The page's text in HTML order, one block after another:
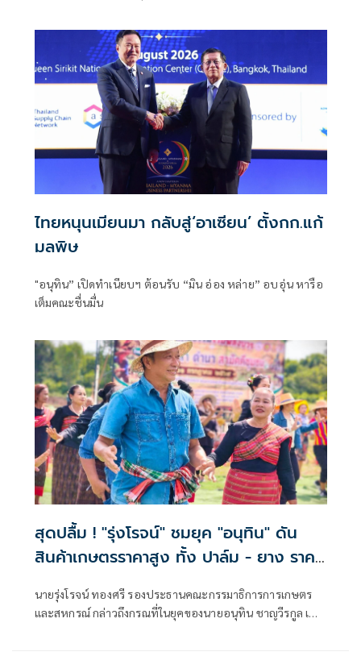
การกำชับเพื่อไม่ให้เกิดการบานปลายอย่างไรหรือไม่ ว่า เมื่อวัน
ไทยหนุนเมียนมา กลับสู่‘อาเซียน’ ตั้งกก.แก้
มลพิษ
"อนุทิน” เปิดทำเนียบฯ ต้อนรับ “มิน อ่อง หล่าย” อบอุ่น หารือ
เต็มคณะชื่นมื่น
สุดปลื้ม ! "รุ่งโรจน์" ชมยุค "อนุทิน" ดัน
สินค้าเกษตรราคาสูง ทั้ง ปาล์ม - ยาง ราคา
ธรรม พร้อมเดินหน้าลดต้นทุนปุ๋ยช่วย
นายรุ่งโรจน์ ทองศรี รองประธานคณะกรรมาธิการการเกษตร
และสหกรณ์ กล่าวถึงกรณที่ในยุคของนายอนุทิน ชาญวีรกูล เป็น